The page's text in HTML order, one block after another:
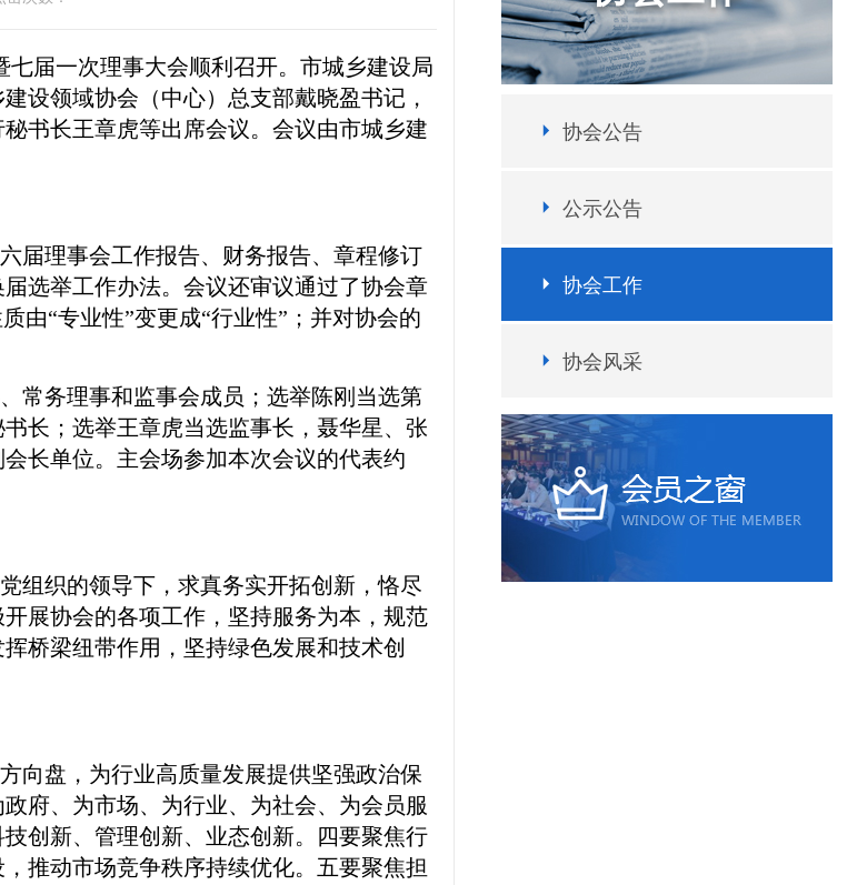
届一次理事大会顺利召开。市城乡建设局
设领域协会（中心）总支部戴晓盈书记，
书长王章虎等出席会议。会议由市城乡建
理事会工作报告、财务报告、章程修订
选举工作办法。会议还审议通过了协会章
由“专业性”变更成“行业性”；并对协会的
务理事和监事会成员；选举陈刚当选第
长；选举王章虎当选监事长，聂华星、张
长单位。主会场参加本次会议的代表约
织的领导下，求真务实开拓创新，恪尽
展协会的各项工作，坚持服务为本，规范
桥梁纽带作用，坚持绿色发展和技术创
盘，为行业高质量发展提供坚强政治保
府、为市场、为行业、为社会、为会员服
创新、管理创新、业态创新。四要聚焦行
推动市场竞争秩序持续优化。五要聚焦担
协会公告
公示公告
协会工作
协会风采